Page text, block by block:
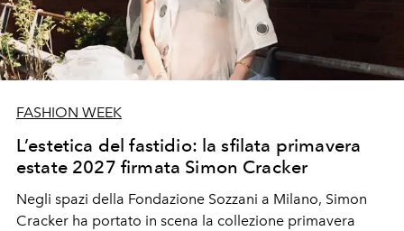
FASHION WEEK
L’estetica del fastidio: la sfilata primavera
estate 2027 firmata Simon Cracker
Negli spazi della Fondazione Sozzani a Milano, Simon
Cracker ha portato in scena la collezione primavera